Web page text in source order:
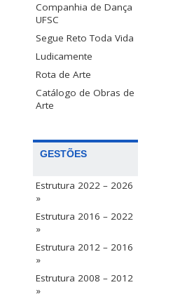
Companhia de Dança
UFSC
Segue Reto Toda Vida
Ludicamente
Rota de Arte
Catálogo de Obras de
Arte
GESTÕES
Estrutura 2022 – 2026
»
Estrutura 2016 – 2022
»
Estrutura 2012 – 2016
»
Estrutura 2008 – 2012
»